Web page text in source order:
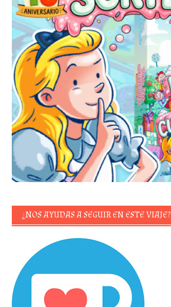
¿NOS AYUDAS A SEGUIR EN ESTE VIAJE?